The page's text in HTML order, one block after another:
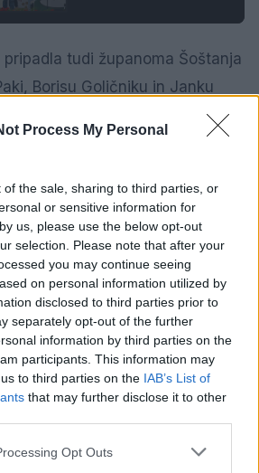
Process My Personal
of the sale, sharing to third parties, or
or sensitive information for
us, please use the below opt-out
selection. Please note that after your
you may continue seeing
on personal information utilized by
disclosed to third parties prior to
separately opt-out of the further
information by third parties on the
participants. This information may
to third parties on the IAB’s List of
that may further disclose it to other
Opt Outs
pripadla tudi županoma Šoštanja
Borisu Goličniku in Janku
Mestne občine Velenje
. “Harmonika ni le instrument - je
Vsaka danes zaigrana
srčnosti, vloženega truda in
je dejal šoštanjski župan.
in osvežitev, za dodaten